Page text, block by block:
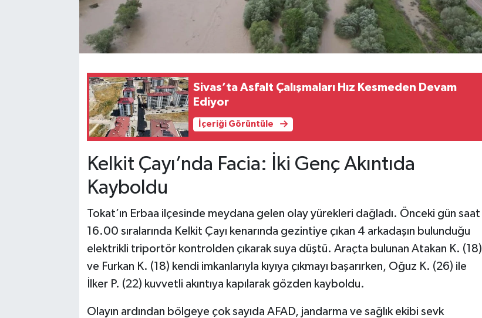
Sivas’ta Asfalt Çalışmaları Hız Kesmeden Devam
Ediyor
İçeriği Görüntüle
Kelkit Çayı’nda Facia: İki Genç Akıntıda
Kayboldu
Tokat’ın Erbaa ilçesinde meydana gelen olay yürekleri dağladı. Önceki gün saat
16.00 sıralarında Kelkit Çayı kenarında gezintiye çıkan 4 arkadaşın bulunduğu
elektrikli triportör kontrolden çıkarak suya düştü. Araçta bulunan Atakan K. (18)
ve Furkan K. (18) kendi imkanlarıyla kıyıya çıkmayı başarırken, Oğuz K. (26) ile
İlker P. (22) kuvvetli akıntıya kapılarak gözden kayboldu.
Olayın ardından bölgeye çok sayıda AFAD, jandarma ve sağlık ekibi sevk